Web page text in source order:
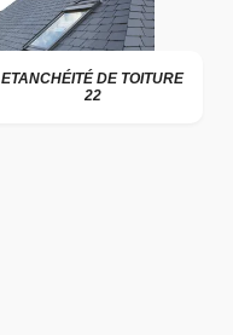
ETANCHÉITÉ DE TOITURE
22